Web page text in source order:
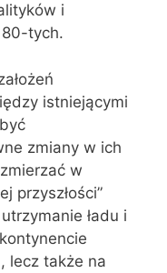
i
tych.
istniejącymi
zmiany w ich
w
przyszłości”
ładu i
lecz także na